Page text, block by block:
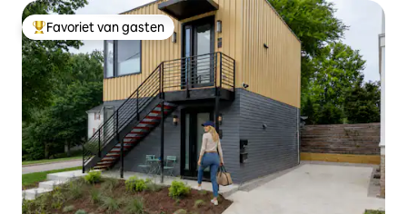
Topfavoriet van gasten
Favoriet van gasten